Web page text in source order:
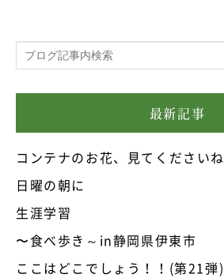
最新記事
コンテナのお花、見てくださいね
日曜の朝に
生涯学習
〜食べ歩き～in静岡県伊東市
ここはどこでしょう！！(第21弾)